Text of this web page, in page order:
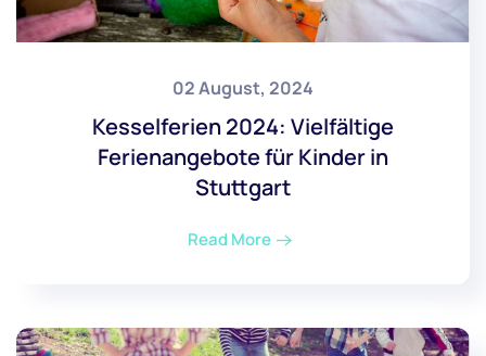
02 August, 2024
Kesselferien 2024: Vielfältige
Ferienangebote für Kinder in
Stuttgart
Read More